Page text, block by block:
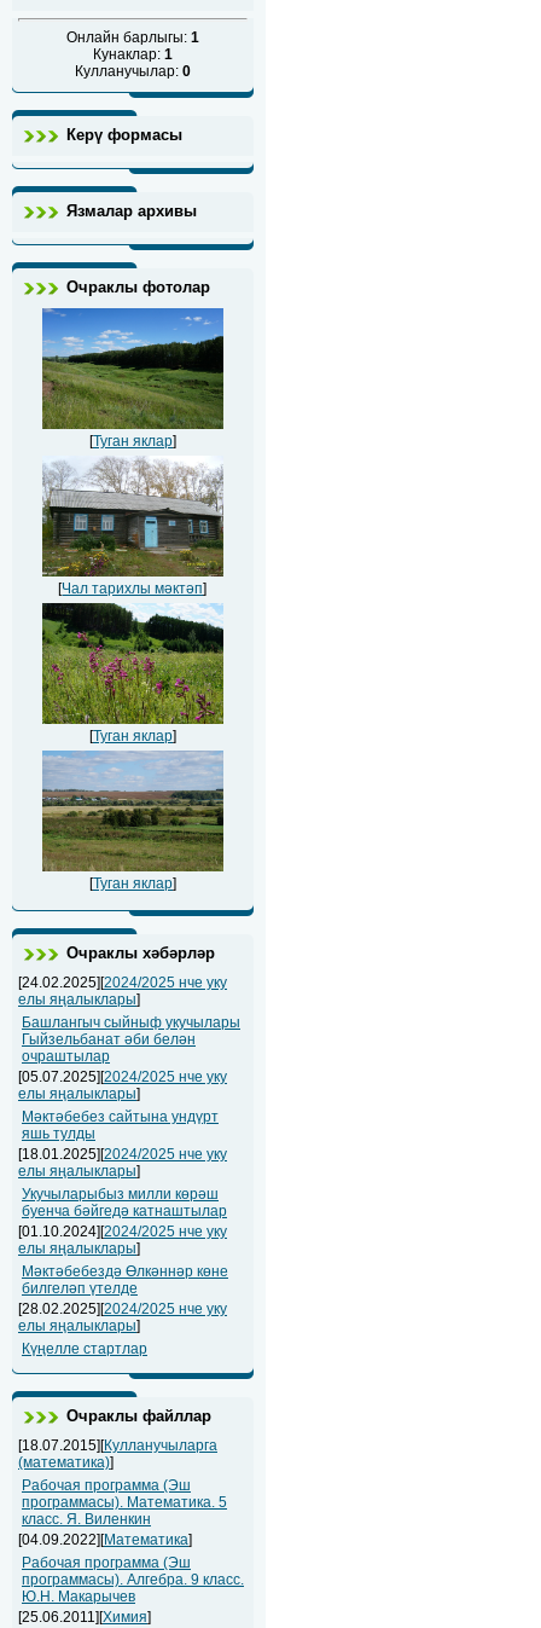
Онлайн барлыгы: 1
Кунаклар: 1
Кулланучылар: 0
Керү формасы
Язмалар архивы
Очраклы фотолар
[Туган яклар]
[Чал тарихлы мәктәп]
[Туган яклар]
[Туган яклар]
Очраклы хәбәрләр
[24.02.2025][2024/2025 нче уку
елы яңалыклары]
Башлангыч сыйныф укучылары
Гыйзельбанат әби белән
очраштылар
[05.07.2025][2024/2025 нче уку
елы яңалыклары]
Мәктәбебез сайтына ундүрт
яшь тулды
[18.01.2025][2024/2025 нче уку
елы яңалыклары]
Укучыларыбыз милли көрәш
буенча бәйгедә катнаштылар
[01.10.2024][2024/2025 нче уку
елы яңалыклары]
Мәктәбебездә Өлкәннәр көне
билгеләп үтелде
[28.02.2025][2024/2025 нче уку
елы яңалыклары]
Күңелле стартлар
Очраклы файллар
[18.07.2015][Кулланучыларга
(математика)]
Рабочая программа (Эш
программасы). Математика. 5
класс. Я. Виленкин
[04.09.2022][Математика]
Рабочая программа (Эш
программасы). Алгебра. 9 класс.
Ю.Н. Макарычев
[25.06.2011][Химия]